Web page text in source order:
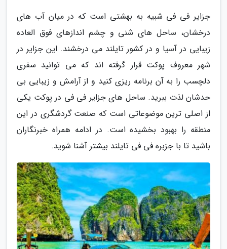
جزایر فی فی شبیه به بهشتی است که در میان آب های
درخشان، ساحل های شنی و چشم اندازهای فوق العاده
زیبایی در آسیا و در کشور تایلند می درخشند. این جزایر در
شهر معروف پوکت قرار گرفته اند که می توانید سفری
دلچسب را به آن برنامه ریزی کنید و از آرامش و زیبایی بی
حدشان لذت ببرید. ساحل های جزایر فی فی در پوکت یکی
از اصلی ترین موضوعاتی است که صنعت گردشگری در این
منطقه را بهبود بخشیده است. در ادامه همراه خبرنگاران
باشید تا با جزبره فی فی تایلند بیشتر آشنا شوید.